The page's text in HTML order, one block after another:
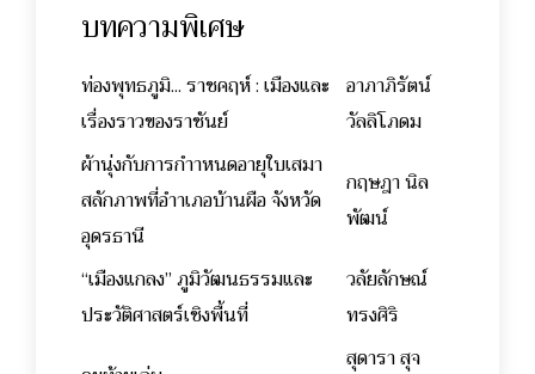
บทความพิเศษ
ท่องพุทธภูมิ... ราชคฤห์ : เมืองและ
เรื่องราวของราชันย์
อาภาภิรัตน์
วัลลิโภดม
ผ้านุ่งกับการกำาหนดอายุใบเสมา
สลักภาพที่อำาเภอบ้านผือ จังหวัด
อุดรธานี
กฤษฎา นิล
พัฒน์
“เมืองแกลง” ภูมิวัฒนธรรมและ
ประวัติศาสตร์เชิงพื้นที่
วลัยลักษณ์
ทรงศิริ
สุดารา สุจ